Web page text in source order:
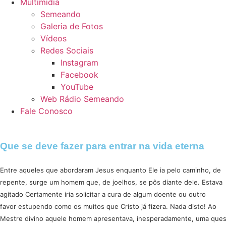
Multimídia
Semeando
Galeria de Fotos
Vídeos
Redes Sociais
Instagram
Facebook
YouTube
Web Rádio Semeando
Fale Conosco
Que se deve fazer para entrar na vida eterna
Entre aqueles que abordaram Jesus enquanto Ele ia pelo caminho, de
repente, surge um homem que, de joelhos, se pôs diante dele. Estava
agitado Certamente iria solicitar a cura de algum doente ou outro
favor estupendo como os muitos que Cristo já fizera. Nada disto! Ao
Mestre divino aquele homem apresentava, inesperadamente, uma